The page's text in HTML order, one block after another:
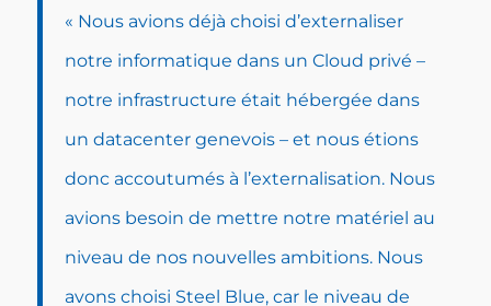
« Nous avions déjà choisi d’externaliser
notre informatique dans un Cloud privé –
notre infrastructure était hébergée dans
un datacenter genevois – et nous étions
donc accoutumés à l’externalisation. Nous
avions besoin de mettre notre matériel au
niveau de nos nouvelles ambitions. Nous
avons choisi Steel Blue, car le niveau de